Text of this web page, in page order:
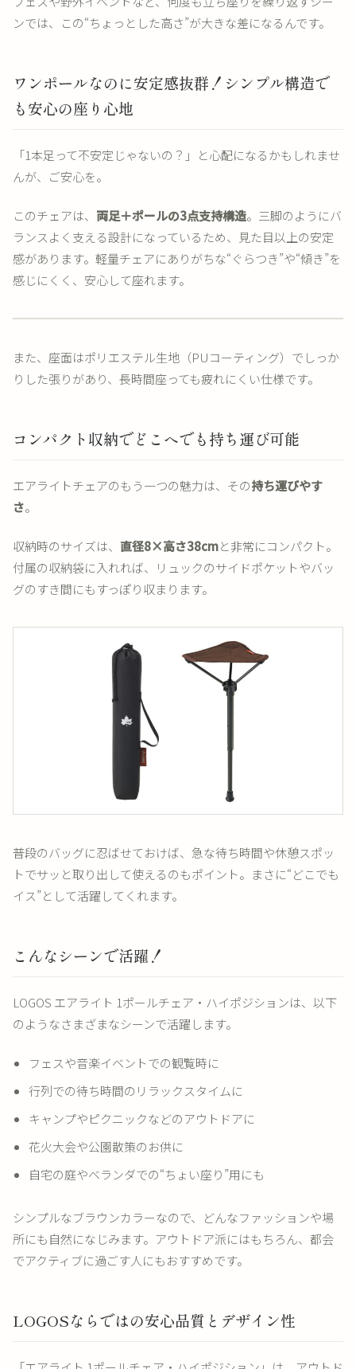
ンでは、この“ちょっとした高さ”が大きな差になるんです。
ワンポールなのに安定感抜群！シンプル構造で
も安心の座り心地
「1本足って不安定じゃないの？」と心配になるかもしれませ
んが、ご安心を。
このチェアは、 両足＋ポールの3点支持構造。三脚のようにバ
ランスよく支える設計になっているため、見た目以上の安定
感があります。軽量チェアにありがちな“ぐらつき”や“傾き”を
感じにくく、安心して座れます。
また、座面はポリエステル生地（PUコーティング）でしっか
りした張りがあり、長時間座っても疲れにくい仕様です。
コンパクト収納でどこへでも持ち運び可能
エアライトチェアのもう一つの魅力は、その持ち運びやす
さ。
収納時のサイズは、 直径8×高さ38cmと非常にコンパクト。
付属の収納袋に入れれば、リュックのサイドポケットやバッ
グのすき間にもすっぽり収まります。
普段のバッグに忍ばせておけば、急な待ち時間や休憩スポッ
トでサッと取り出して使えるのもポイント。まさに“どこでも
イス”として活躍してくれます。
こんなシーンで活躍！
LOGOS エアライト 1ポールチェア・ハイポジションは、以下
のようなさまざまなシーンで活躍します。
フェスや音楽イベントでの観覧時に
行列での待ち時間のリラックスタイムに
キャンプやピクニックなどのアウトドアに
花火大会や公園散策のお供に
自宅の庭やベランダでの“ちょい座り”用にも
シンプルなブラウンカラーなので、どんなファッションや場
所にも自然になじみます。アウトドア派にはもちろん、都会
でアクティブに過ごす人にもおすすめです。
LOGOSならではの安心品質とデザイン性